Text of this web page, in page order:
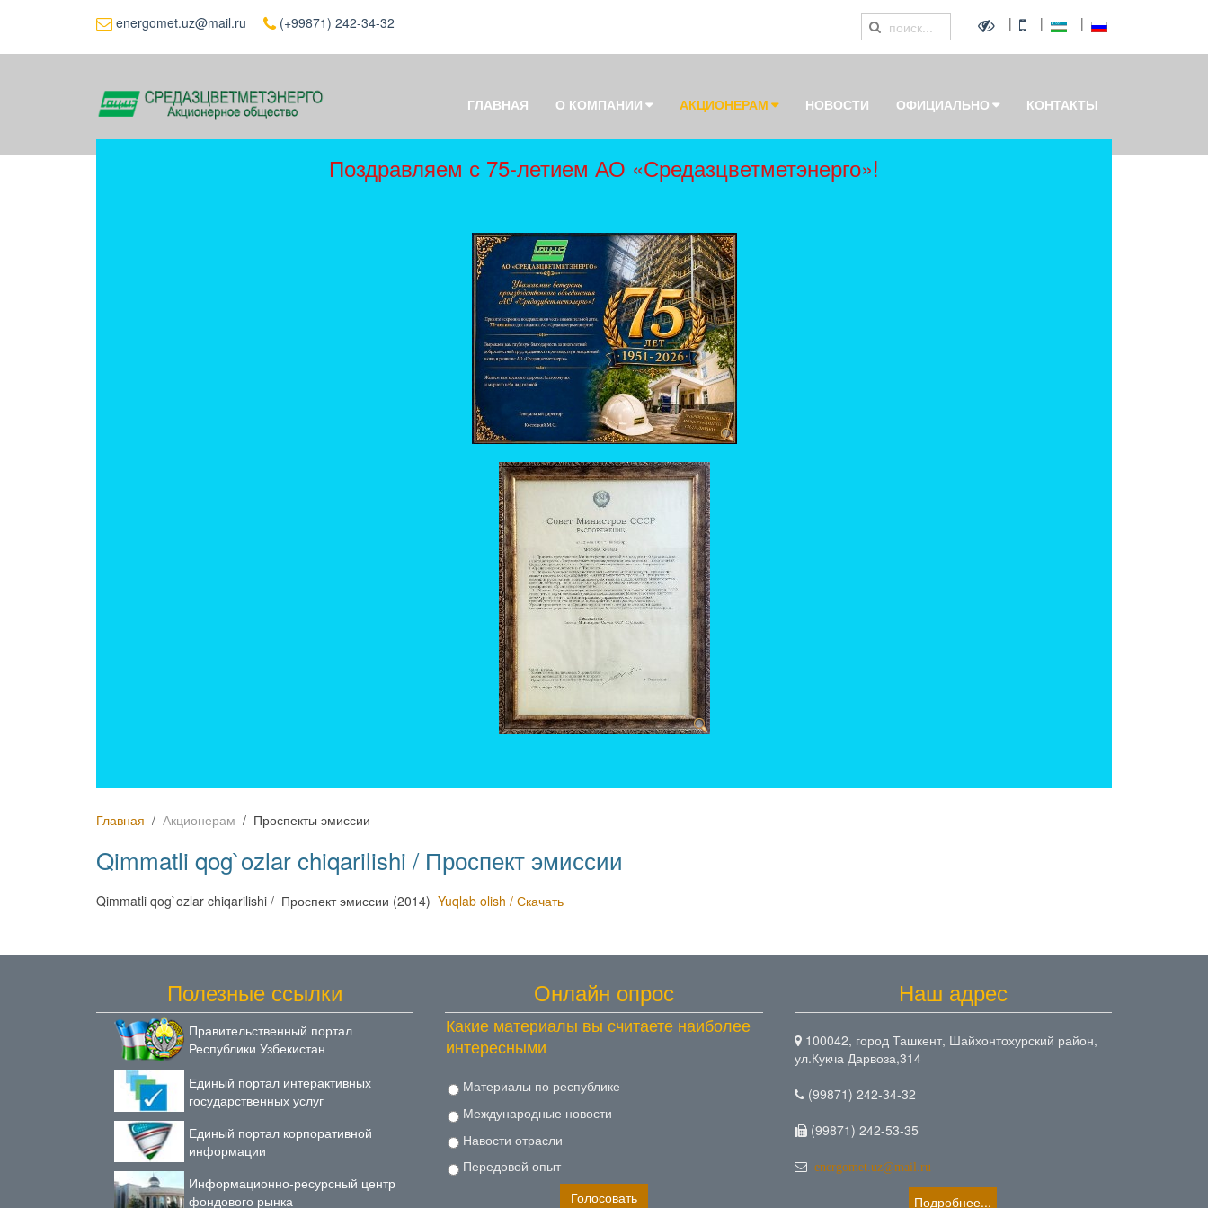
energomet.uz@mail.ru (+99871) 242-34-32 | | |
ГЛАВНАЯ О КОМПАНИИ АКЦИОНЕРАМ НОВОСТИ ОФИЦИАЛЬНО КОНТАКТЫ
Поздравляем с 75-летием АО «Средазцветметэнерго»!
Главная Акционерам Проспекты эмиссии
Qimmatli qog`ozlar chiqarilishi / Проспект эмиссии
Qimmatli qog`ozlar chiqarilishi / Проспект эмиссии (2014) Yuqlab olish / Скачать
Полезные ссылки
Правительственный портал
Республики Узбекистан
Единый портал интерактивных
государственных услуг
Единый портал корпоративной
информации
Информационно-ресурсный центр
фондового рынка
Онлайн опрос
Какие материалы вы считаете наиболее
интересными
Материалы по республике
Международные новости
Навости отрасли
Передовой опыт
Наш адрес
100042, город Ташкент, Шайхонтохурский район,
ул.Кукча Дарвоза,314
(99871) 242-34-32
(99871) 242-53-35
energomet.uz@mail.ru
Подробнее...